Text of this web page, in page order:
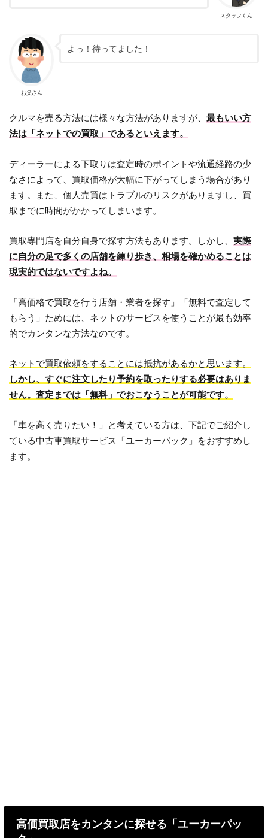
スタッフくん
お父さん
よっ！待ってました！
クルマを売る方法には様々な方法がありますが、最もいい方
法は「ネットでの買取」であるといえます。
ディーラーによる下取りは査定時のポイントや流通経路の少
なさによって、買取価格が大幅に下がってしまう場合があり
ます。また、個人売買はトラブルのリスクがありますし、買
取までに時間がかかってしまいます。
買取専門店を自分自身で探す方法もあります。しかし、実際
に自分の足で多くの店舗を練り歩き、相場を確かめることは
現実的ではないですよね。
「高価格で買取を行う店舗・業者を探す」「無料で査定して
もらう」ためには、ネットのサービスを使うことが最も効率
的でカンタンな方法なのです。
ネットで買取依頼をすることには抵抗があるかと思います。
しかし、すぐに注文したり予約を取ったりする必要はありま
せん。査定までは「無料」でおこなうことが可能です。
「車を高く売りたい！」と考えている方は、下記でご紹介し
ている中古車買取サービス「ユーカーパック」をおすすめし
ます。
高価買取店をカンタンに探せる「ユーカーパッ